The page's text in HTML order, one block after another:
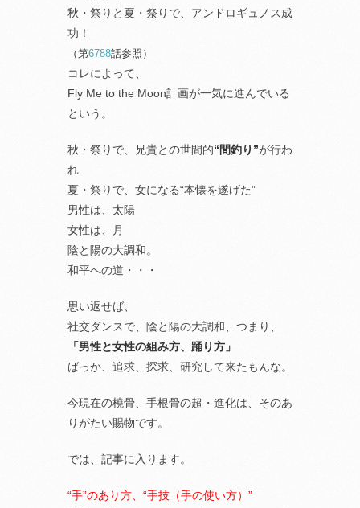
秋・祭りと夏・祭りで、アンドロギュノス成
功！
（第6788話参照）
コレによって、
Fly Me to the Moon計画が一気に進んでいる
という。
秋・祭りで、兄貴との世間的“間釣り”が行わ
れ
夏・祭りで、女になる“本懐を遂げた”
男性は、太陽
女性は、月
陰と陽の大調和。
和平への道・・・
思い返せば、
社交ダンスで、陰と陽の大調和、つまり、
「男性と女性の組み方、踊り方」
ばっか、追求、探求、研究して来たもんな。
今現在の橈骨、手根骨の超・進化は、そのあ
りがたい賜物です。
では、記事に入ります。
“手”のあり方、“手技（手の使い方）”